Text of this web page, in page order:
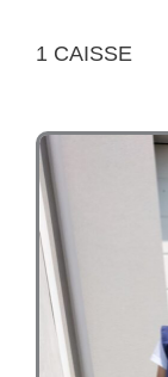
1 CAISSE